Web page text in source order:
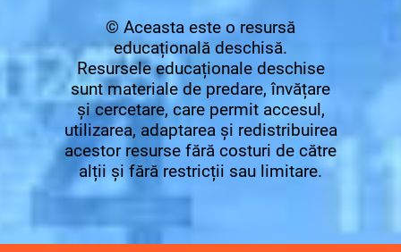
© Aceasta este o resursă
educațională deschisă.
Resursele educaționale deschise
sunt materiale de predare, învățare
și cercetare, care permit accesul,
utilizarea, adaptarea și redistribuirea
acestor resurse fără costuri de către
alții și fără restricții sau limitare.